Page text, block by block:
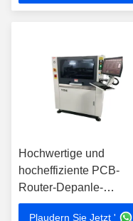
CCD-Kamera-
X-Y-Roboter
Hochwertige und
hocheffiziente PCB-
Router-Depanle-
Maschine YSVC-650
Plaudern Sie Jetzt '